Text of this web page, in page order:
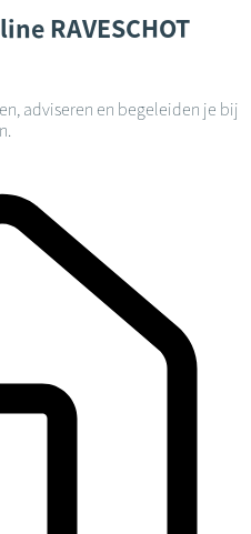
RAVESCHOT
adviseren en begeleiden je bij